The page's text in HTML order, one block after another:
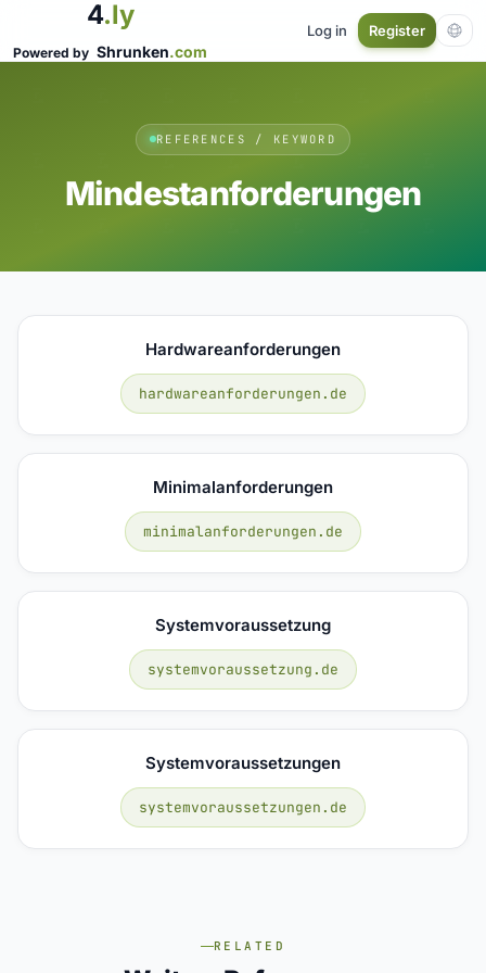
4.ly
Powered by Shrunken.com
Log in Register
REFERENCES / KEYWORD
Mindestanforderungen
Hardwareanforderungen
hardwareanforderungen.de
Minimalanforderungen
minimalanforderungen.de
Systemvoraussetzung
systemvoraussetzung.de
Systemvoraussetzungen
systemvoraussetzungen.de
RELATED